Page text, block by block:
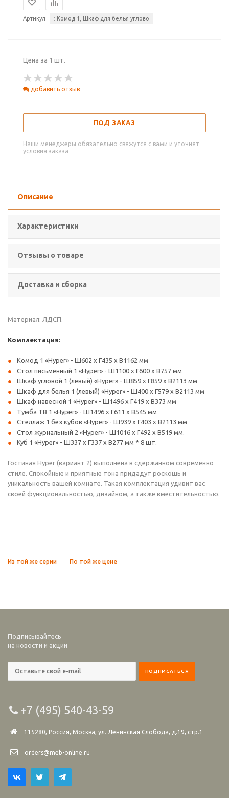
Артикул : Комод 1, Шкаф для белья углово
Цена за 1 шт.
добавить отзыв
ПОД ЗАКАЗ
Наши менеджеры обязательно свяжутся с вами и уточнят
условия заказа
Описание
Характеристики
Отзывы о товаре
Доставка и сборка
Материал: ЛДСП.
Комплектация:
Комод 1 «Hyper» - Ш602 х Г435 х В1162 мм
Стол письменный 1 «Hyper» - Ш1100 x Г600 x В757 мм
Шкаф угловой 1 (левый) «Hyper» - Ш859 х Г859 х В2113 мм
Шкаф для белья 1 (левый) «Hyper» - Ш400 х Г579 х В2113 мм
Шкаф навесной 1 «Hyper» - Ш1496 х Г419 х В373 мм
Тумба ТВ 1 «Hyper» - Ш1496 х Г611 х В545 мм
Стеллаж 1 без кубов «Hyper» - Ш939 х Г403 х В2113 мм
Стол журнальный 2 «Hyper» - Ш1016 х Г492 х В519 мм.
Куб 1 «Hyper» - Ш337 x Г337 x В277 мм * 8 шт.
Гостиная Hyper (вариант 2) выполнена в сдержанном современно
стиле. Спокойные и приятные тона придадут роскошь и
уникальность вашей комнате. Такая комплектация удивит вас
своей функциональностью, дизайном, а также вместительностью.
Из той же серии По той же цене
Подписывайтесь
на новости и акции
+7 (495) 540-43-59
115280, Россия, Москва, ул. Ленинская Слобода, д.19, стр.1
orders@meb-online.ru